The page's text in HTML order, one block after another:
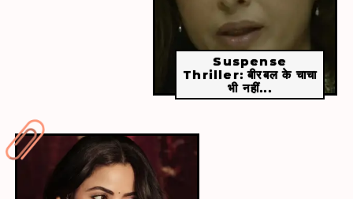
Suspense
Thriller: बीरबल के चाचा
भी नहीं...